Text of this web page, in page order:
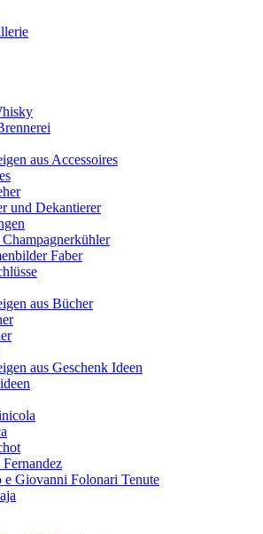
aus Accessoires
und Dekantierer
Faber
aus Bücher
aus Geschenk Ideen
e Giovanni Folonari Tenute